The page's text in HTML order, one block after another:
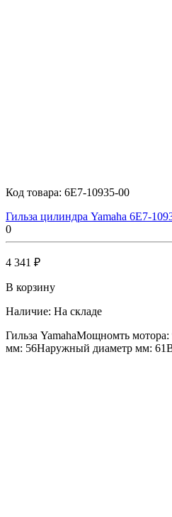
Код товара: 6E7-10935-00
Гильза цилиндра Yamaha 6E7-
0
4 341 ₽
В корзину
Наличие: На складе
Гильза YamahaМощномть
мм: 56Наружный диаметр мм: